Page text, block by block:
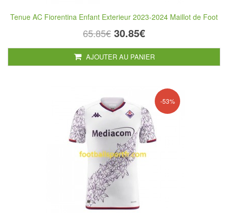
Tenue AC Fiorentina Enfant Exterieur 2023-2024 Maillot de Foot
65.85€ 30.85€
AJOUTER AU PANIER
-53%